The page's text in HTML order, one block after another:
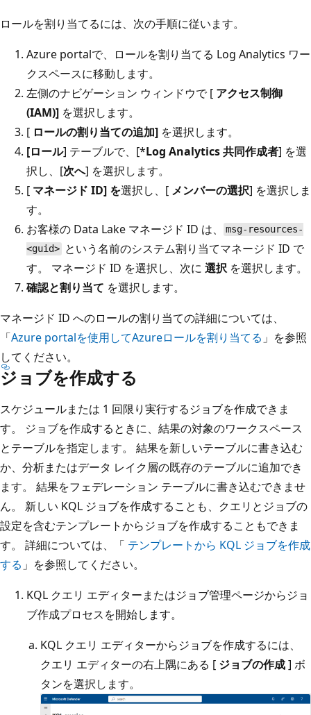
ロールを割り当てるには、次の手順に従います。
Azure portalで、ロールを割り当てる Log Analytics ワー
クスペースに移動します。
左側のナビゲーション ウィンドウで [ アクセス制御
(IAM)] を選択します。
[ ロールの割り当ての追加] を選択します。
[ロール] テーブルで、[*Log Analytics 共同作成者] を選
択し、[次へ] を選択します。
[ マネージド ID] を選択し、[ メンバーの選択] を選択しま
す。
お客様の Data Lake マネージド ID は、
msg-resources-
<guid> という名前のシステム割り当てマネージド ID で
す。 マネージド ID を選択し、次に 選択 を選択します。
確認と割り当て を選択します。
マネージド ID へのロールの割り当ての詳細については、
「Azure portalを使用してAzureロールを割り当てる 」を参照
してください。
ジョブを作成する
スケジュールまたは 1 回限り実行するジョブを作成できま
す。 ジョブを作成するときに、結果の対象のワークスペース
とテーブルを指定します。 結果を新しいテーブルに書き込む
か、分析またはデータ レイク層の既存のテーブルに追加でき
ます。 結果をフェデレーション テーブルに書き込むできませ
ん。 新しい KQL ジョブを作成することも、クエリとジョブの
設定を含むテンプレートからジョブを作成することもできま
す。 詳細については、「 テンプレートから KQL ジョブを作成
する 」を参照してください。
KQL クエリ エディターまたはジョブ管理ページからジョ
ブ作成プロセスを開始します。
KQL クエリ エディターからジョブを作成するには、
クエリ エディターの右上隅にある [ ジョブの作成] ボ
タンを選択します。